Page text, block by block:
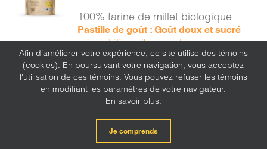
100% farine de millet biologique
Pastille de goût : Goût doux et sucré
Très nutritive, elle apporte une saveur
douce ressemblant à celle du maïs.
Afin d’améliorer votre expérience, ce site utilise des témoins
(cookies). En poursuivant votre navigation, vous acceptez
l'utilisation de ces témoins. Vous pouvez refuser les témoins
en modifiant les paramètres de votre navigateur.
En savoir plus.
Je comprends